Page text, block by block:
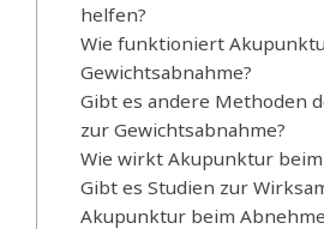
helfen?
Wie funktioniert
Gewichtsabnahme?
Gibt es andere Methoden
zur Gewichtsabnahme?
Wie wirkt Akupunktur
Gibt es Studien zur
Akupunktur beim